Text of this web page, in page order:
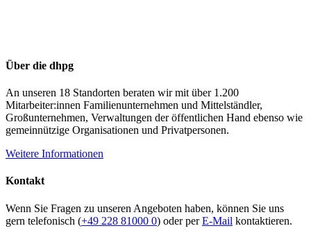
Über die dhpg
An unseren 18 Standorten beraten wir mit über 1.200
Mitarbeiter:innen Familienunternehmen und Mittelständler,
Großunternehmen, Verwaltungen der öffentlichen Hand ebenso wie
gemeinnützige Organisationen und Privatpersonen.
Weitere Informationen
Kontakt
Wenn Sie Fragen zu unseren Angeboten haben, können Sie uns
gern telefonisch (+49 228 81000 0) oder perE-Mail kontaktieren.